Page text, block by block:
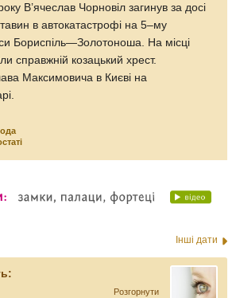
В’ячеслав Чорновіл загинув за досі
в автокатастрофі на 5–му
Бориспіль—Золотоноша. На місці
справжній козацький хрест.
Максимовича в Києві на
Інші дати
Розгорнути